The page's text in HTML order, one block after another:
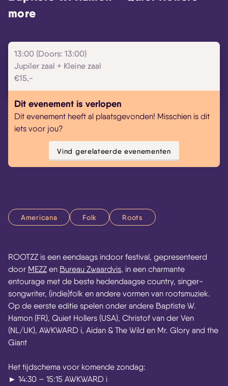
more
13:00 (Doors: 13:00)
Jupiler zaal + Kleine zaal
€15,-
Dit evenement is verlopen
Dit evenement heeft al plaatsgevonden! Misschien is dit
iets voor jou?
Vind gerelateerde evenementen
Americana Folk Roots
ROOTZZ is een eendaags indoor festival, gepresenteerd
door MEZZ en Bureau Zwaardvis, in een charmante
entourage met de beste hedendaagse country, singer-
songwriter, (indie)folk en andere vormen van rootsmuziek.
Op de eerste editie spelen onder andere Baptiste W.
Hamon (FR), Quiet Hollers (USA), Christof van der Ven
(NL/UK), AWKWARD i, Aidan & The Wild en Mr. Glory and the
Giant
Het tijdschema voor komende zondag:
► 14:30 – 15:15 AWKWARD i